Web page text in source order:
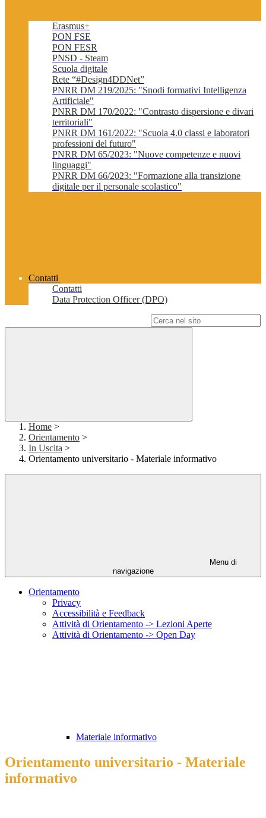
Erasmus+
PON FSE
PON FESR
PNSD - Steam
Scuola digitale
Rete “#Design4DDNet”
PNRR DM 219/2025: "Snodi formativi Intelligenza
Artificiale"
PNRR DM 170/2022: "Contrasto dispersione e divari
territoriali"
PNRR DM 161/2022: "Scuola 4.0 classi e laboratori
professioni del futuro"
PNRR DM 65/2023: "Nuove competenze e nuovi
linguaggi"
PNRR DM 66/2023: "Formazione alla transizione
digitale per il personale scolastico"
Contatti
Contatti
Data Protection Officer (DPO)
Home >
Orientamento >
In Uscita >
Orientamento universitario - Materiale informativo
Menu di
navigazione
Orientamento
Privacy
Accessibilità e Feedback
Attività di Orientamento -> Lezioni Aperte
Attività di Orientamento -> Open Day
Materiale informativo
Orientamento universitario - Materiale
informativo